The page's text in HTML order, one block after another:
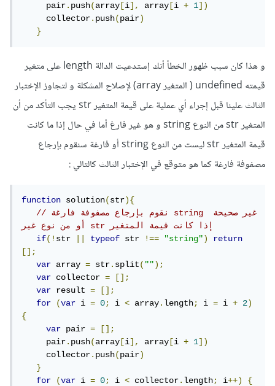
     pair
.push(array [i], array [i + 1])
     collector
.push(pair)
}
و هذا كان سبب ظهور الخطأ أنك إستدعيت الدالة length على متغير
قيمته undefined ( المتغير array) لإصلاح المشكلة و لتجاوز الإختبار
الثالث علينا قبل إجراء أي عملية على قيمة المتغير str يجب التأكد من أن
المتغير str من النوع string و هو غير فارغ أما في حال إذا ما كانت
قيمة المتغير str ليست من النوع string أو فارغة سنقوم بإرجاع
مصفوفة فارغة كما هو متوقع في الإختبار الثالث كالتالي :
function solution(str){
// نقوم بإرجاع مصفوفة فارغة string غير صحيحة
أو من نوع غير str إذا كانت قيمة المتغير
if(!str typeof str !== "string")
return
[];
var array = str.split("");
var collector =
[];
var result =
[];
for
(var i = 0; i < array.length; i = i + 2)
{
var pair =
[];
     pair
.push(array [i], array [i + 1])
     collector
.push(pair)
}
for
(var i = 0; i < collector.length; i++) {